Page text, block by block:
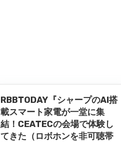
RBBTODAY『シャープのAI搭
載スマート家電が一堂に集
結！CEATECの会場で体験し
てきた（ロボホンを非可聴帯